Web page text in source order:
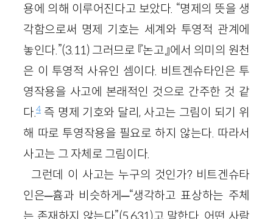
용에 의해 이루어진다고 보았다. “명제의 뜻을 생
각함으로써 명제 기호는 세계와 투영적 관계에
놓인다.”(3.11) 그러므로 『논고』에서 의미의 원천
은 이 투영적 사유인 셈이다. 비트겐슈타인은 투
영작용을 사고에 본래적인 것으로 간주한 것 같
다.4즉 명제 기호와 달리, 사고는 그림이 되기 위
해 따로 투영작용을 필요로 하지 않는다. 따라서
사고는 그 자체로 그림이다.
그런데 이 사고는 누구의 것인가? 비트겐슈타
인은─흄과 비슷하게─“생각하고 표상하는 주체
는 존재하지 않는다”(5.631)고 말한다. 어떤 사람